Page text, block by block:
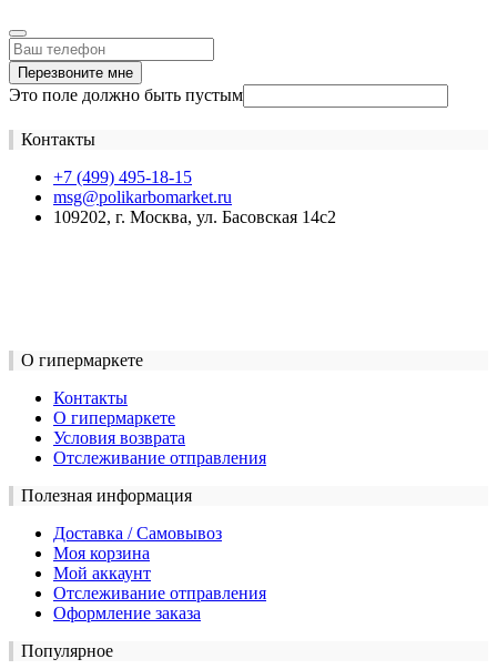
Перезвоните мне
Это поле должно быть пустым
Контакты
+7 (499) 495-18-15
msg@polikarbomarket.ru
109202, г. Москва, ул. Басовская 14с2
О гипермаркете
Контакты
О гипермаркете
Условия возврата
Отслеживание отправления
Полезная информация
Доставка / Самовывоз
Моя корзина
Мой аккаунт
Отслеживание отправления
Оформление заказа
Популярное